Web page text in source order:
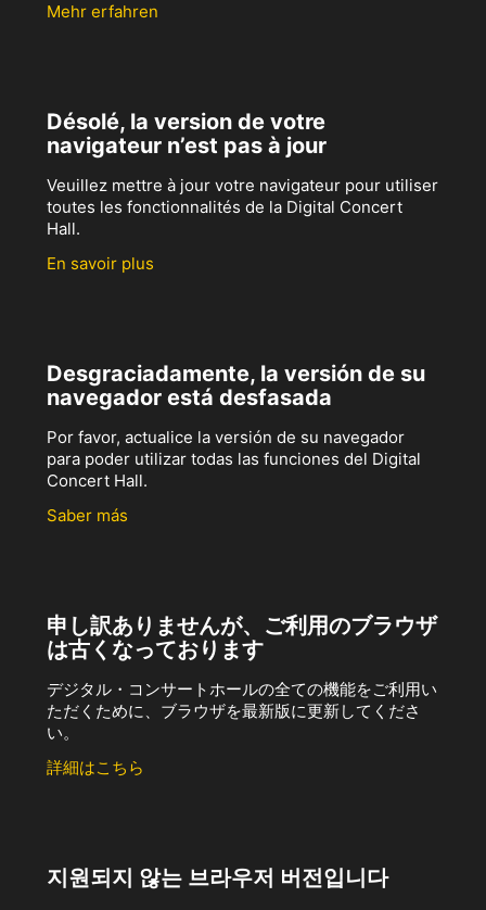
Mehr erfahren
Désolé, la version de votre
navigateur n’est pas à jour
Veuillez mettre à jour votre navigateur pour utiliser
toutes les fonctionnalités de la Digital Concert
Hall.
En savoir plus
Desgraciadamente, la versión de su
navegador está desfasada
Por favor, actualice la versión de su navegador
para poder utilizar todas las funciones del Digital
Concert Hall.
Saber más
申し訳ありませんが、ご利用のブラウザ
は古くなっております
デジタル・コンサートホールの全ての機能をご利用い
ただくために、ブラウザを最新版に更新してくださ
い。
詳細はこちら
지원되지 않는 브라우저 버전입니다